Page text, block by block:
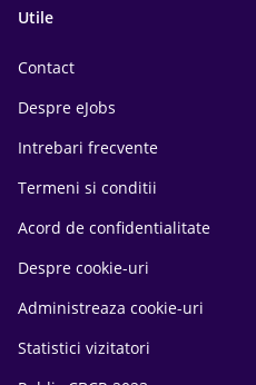
Utile
Contact
Despre eJobs
Intrebari frecvente
Termeni si conditii
Acord de confidentialitate
Despre cookie-uri
Administreaza cookie-uri
Statistici vizitatori